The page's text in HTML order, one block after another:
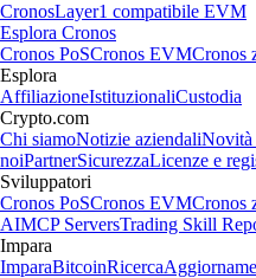
CronosLayer1 compatibile EVM
Esplora Cronos
Cronos PoSCronos EVMCronos
Esplora
AffiliazioneIstituzionaliCustodia
Crypto.com
Chi siamoNotizie aziendaliNovità
noiPartnerSicurezzaLicenze e
Sviluppatori
Cronos PoSCronos EVMCronos
AIMCP ServersTrading Skill
Impara
ImparaBitcoinRicerca